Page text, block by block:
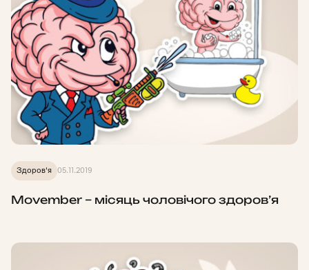
Здоров'я 05.11.2019
Movember – місяць чоловічого здоров’я